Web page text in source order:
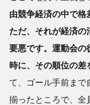
由競争経済の中で格
ただ、それが経済の
要悪です。運動会の
時に、その順位の差
て、ゴール手前まで
揃ったところで、全